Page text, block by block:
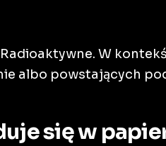
W
albo powstających
się w